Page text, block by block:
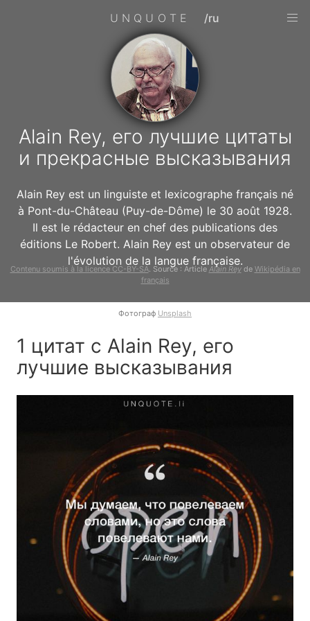
UNQUOTE /ru
Alain Rey, его лучшие цитаты
и прекрасные высказывания
Alain Rey est un linguiste et lexicographe français né
à Pont-du-Château (Puy-de-Dôme) le 30 août 1928.
Il est le rédacteur en chef des publications des
éditions Le Robert. Alain Rey est un observateur de
l'évolution de la langue française.
Contenu soumis à la licence CC-BY-SA. Source : Article Alain Reyde Wikipédia en
français
Фотограф Unsplash
1 цитат с Alain Rey, его
лучшие высказывания